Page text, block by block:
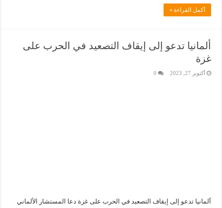
أكمل القراءة »
ألمانيا تدعو إلى إيقاف التصعيد في الحرب على
غزة
أكتوبر 27, 2023 0
ألمانيا تدعو إلى إيقاف التصعيد في الحرب على غزة دعا المستشار الألماني